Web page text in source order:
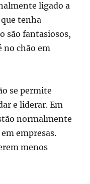
ligado a
tenha
são fantasiosos,
no chão em
se permite
e liderar. Em
normalmente
empresas.
menos